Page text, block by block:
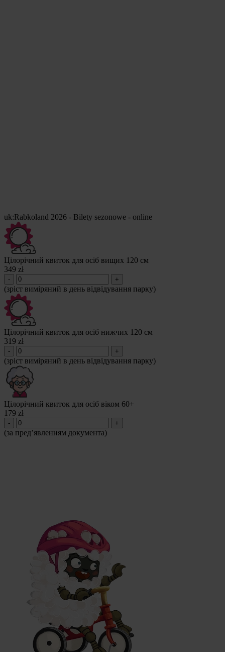
uk:Rabkoland 2026 - Bilety sezonowe - online
Цілорічний квиток для осіб вищих 120 см
349 zł
- +
(зріст виміряний в день відвідування парку)
Цілорічний квиток для осіб нижчих 120 см
319 zł
- +
(зріст виміряний в день відвідування парку)
Цілорічний квиток для осіб віком 60+
179 zł
- +
(за пред’явленням документа)